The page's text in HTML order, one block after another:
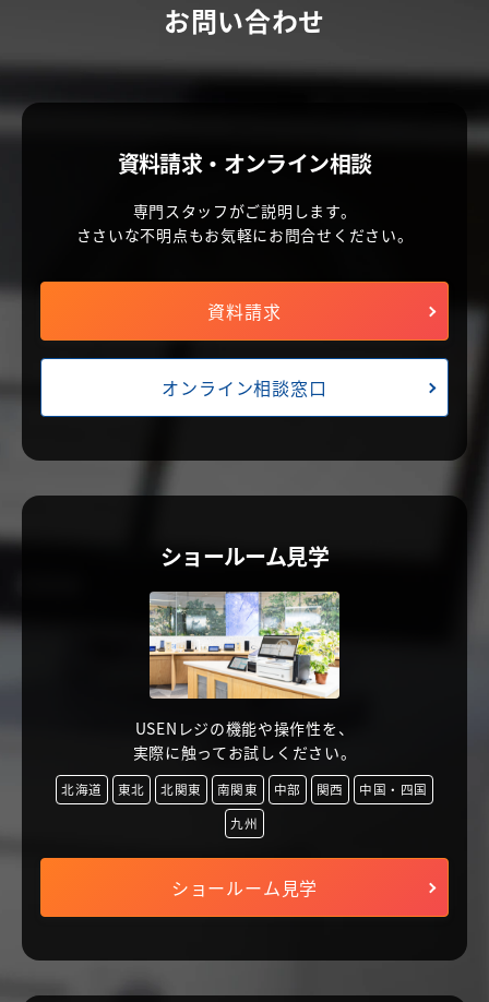
お問い合わせ
資料請求・オンライン相談
専門スタッフがご説明します。
ささいな不明点もお気軽にお問合せください。
資料請求
オンライン相談窓口
ショールーム見学
USENレジの機能や操作性を、
実際に触ってお試しください。
北海道 東北 北関東 南関東 中部 関西
中国・四国
九州
ショールーム見学